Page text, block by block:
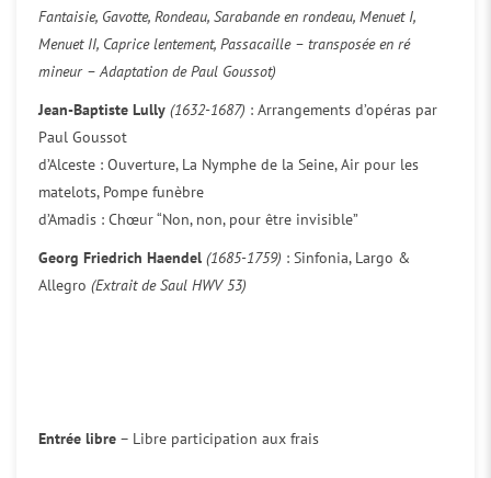
Fantaisie, Gavotte, Rondeau, Sarabande en rondeau, Menuet I,
Menuet II, Caprice lentement, Passacaille – transposée en ré
mineur – Adaptation de Paul Goussot)
Jean-Baptiste Lully (1632-1687) : Arrangements d’opéras par
Paul Goussot
d’Alceste : Ouverture, La Nymphe de la Seine, Air pour les
matelots, Pompe funèbre
d’Amadis : Chœur “Non, non, pour être invisible”
Georg Friedrich Haendel (1685-1759) : Sinfonia, Largo &
Allegro (Extrait de Saul HWV 53)
Entrée libre – Libre participation aux frais